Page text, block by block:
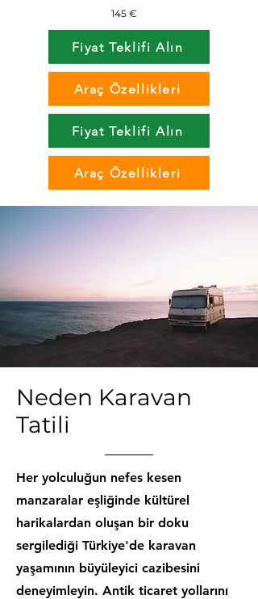
145 €
Fiyat Teklifi Alın
Araç Özellikleri
Fiyat Teklifi Alın
Araç Özellikleri
Neden Karavan
Tatili
Her yolculuğun nefes kesen
manzaralar eşliğinde kültürel
harikalardan oluşan bir doku
sergilediği Türkiye'de karavan
yaşamının büyüleyici cazibesini
deneyimleyin. Antik ticaret yollarını